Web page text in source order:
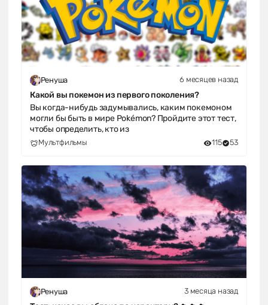
Ренуша 6 месяцев назад
Какой вы покемон из первого поколения?
Вы когда-нибудь задумывались, каким покемоном
могли бы быть в мире Pokémon? Пройдите этот тест,
чтобы определить, кто из
Мультфильмы 115 53
Ренуша 3 месяца назад